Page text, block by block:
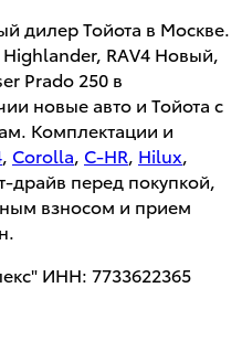
дилер Тойота в Москве.
RAV4 Новый,
Prado 250 в
новые авто и Тойота с
Комплектации и
, Corolla, C-HR, Hilux,
драйв перед покупкой,
взносом и прием
ИНН: 7733622365